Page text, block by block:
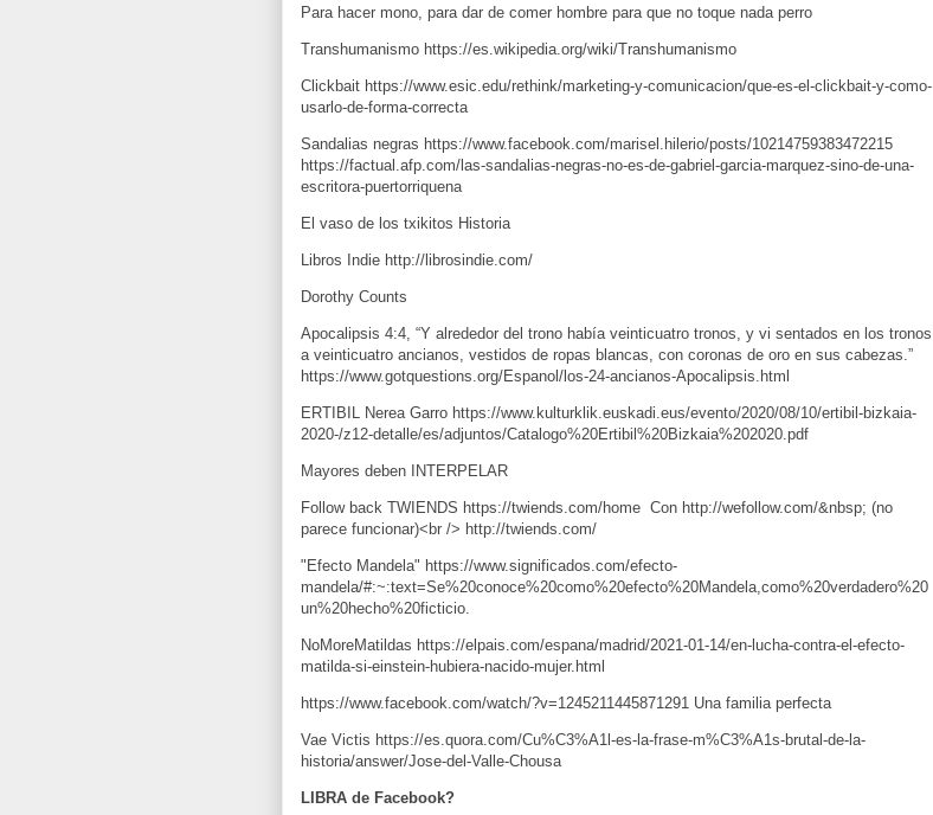
Para hacer mono, para dar de comer hombre para que no toque nada perro
Clickbait https://www.esic.edu/rethink/marketing-y-comunicacion/que-es-el-clickbait-y-como-
usarlo-de-forma-correcta
Sandalias negras https://www.facebook.com/marisel.hilerio/posts/10214759383472215
https://factual.afp.com/las-sandalias-negras-no-es-de-gabriel-garcia-marquez-sino-de-una-
escritora-puertorriquena
Apocalipsis 4:4, “Y alrededor del trono había veinticuatro tronos, y vi sentados en los tronos
a veinticuatro ancianos, vestidos de ropas blancas, con coronas de oro en sus cabezas.”
ERTIBIL Nerea Garro https://www.kulturklik.euskadi.eus/evento/2020/08/10/ertibil-bizkaia-
2020-/z12-detalle/es/adjuntos/Catalogo%20Ertibil%20Bizkaia%202020.pdf
Mayores deben INTERPELAR
Follow back TWIENDS https://twiends.com/home
  Con
http://wefollow.com/&nbsp; (no
parece funcionar)<br /> http://twiends.com/
"Efecto Mandela" https://www.significados.com/efecto-
mandela/#:~:text=Se%20conoce%20como%20efecto%20Mandela,como%20verdadero%20
un%20hecho%20ficticio
NoMoreMatildas https://elpais.com/espana/madrid/2021-01-14/en-lucha-contra-el-efecto-
matilda-si-einstein-hubiera-nacido-mujer.html
https://www.facebook.com/watch/?v=1245211445871291 Una familia perfecta
Vae Victis https://es.quora.com/Cu%C3%A1l-es-la-frase-m%C3%A1s-brutal-de-la-
historia/answer/Jose-del-Valle-Chousa